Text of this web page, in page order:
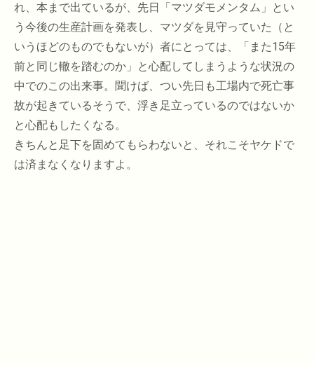
れ、本まで出ているが、先日「マツダモメンタム」とい
う今後の生産計画を発表し、マツダを見守っていた（と
いうほどのものでもないが）者にとっては、「また15年
前と同じ轍を踏むのか」と心配してしまうような状況の
中でのこの出来事。聞けば、つい先日も工場内で死亡事
故が起きているそうで、浮き足立っているのではないか
と心配もしたくなる。
きちんと足下を固めてもらわないと、それこそヤケドで
は済まなくなりますよ。